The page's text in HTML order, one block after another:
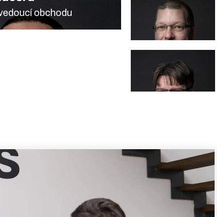
Salesman Salesman
Jindřich
Sogel
Salesman
obchodu